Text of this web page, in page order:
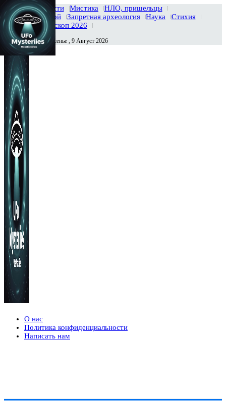
Главная Новости Мистика
НЛО, пришельцы
Тайны вселенной
Запретная археология Наука
Стихия
История
Гороскоп 2026
Сегодня Воскресенье , 9 Август 2026
О нас
Политика конфиденциальности
Написать нам